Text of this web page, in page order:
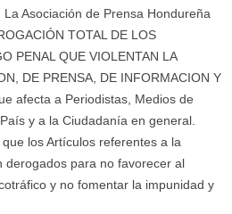
Asociación de Prensa Hondureña
TOTAL DE LOS
PENAL QUE VIOLENTAN LA
DE PRENSA, DE INFORMACION Y
afecta a Periodistas, Medios de
y a la Ciudadanía en general.
los Artículos referentes a la
derogados para no favorecer al
y no fomentar la impunidad y